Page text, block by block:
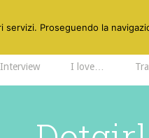
Interview I love…
servizi. Proseguendo la